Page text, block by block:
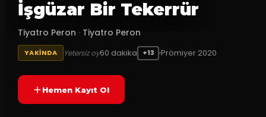
İşgüzar Bir Tekerrür
Tiyatro Peron · Tiyatro Peron
YAKINDA Yetersiz oy60 dakika +13 Prömiyer 2020
Hemen Kayıt Ol